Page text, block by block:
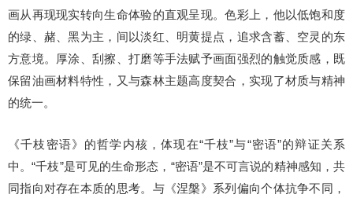
画从再现现实转向生命体验的直观呈现。色彩上，他以低饱和度
的绿、赭、黑为主，间以淡红、明黄提点，追求含蓄、空灵的东
方意境。
厚涂、刮擦、打磨等手法赋予画面强烈的触觉质感，既
保留油画材料特性，又与森林主题高度契合，实现了材质与精神
的统一。
《千枝密语》的哲学内核，体现在“千枝”与“密语”的辩证关系
中。“千枝”是可见的生命形态，“密语”是不可言说的精神感知，共
同指向对存在本质的思考。 与《涅槃》系列偏向个体抗争不同，